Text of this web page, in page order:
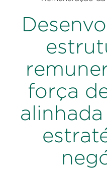
força